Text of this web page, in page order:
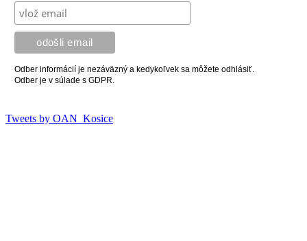
Odber informácií je nezáväzný a kedykoľvek sa môžete odhlásiť.
Odber je v súlade s GDPR.
Tweets by OAN_Kosice